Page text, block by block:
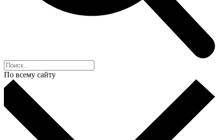
По всему сайту